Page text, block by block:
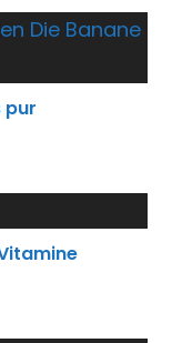
pur